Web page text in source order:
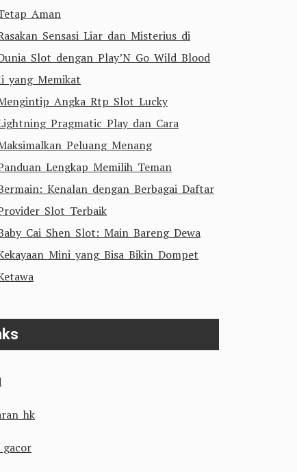
Aman
Sensasi Liar dan Misterius di
Slot dengan Play’N Go Wild Blood
yang Memikat
Angka Rtp Slot Lucky
Pragmatic Play dan Cara
Peluang Menang
Lengkap Memilih Teman
Kenalan dengan Berbagai Daftar
Slot Terbaik
Cai Shen Slot: Main Bareng Dewa
Mini yang Bisa Bikin Dompet
hk